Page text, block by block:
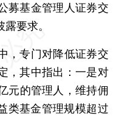
募基金管理人证券交
要求。
，专门对降低证券交
，其中指出：一是对
元的管理人，维持佣
类基金管理规模超过